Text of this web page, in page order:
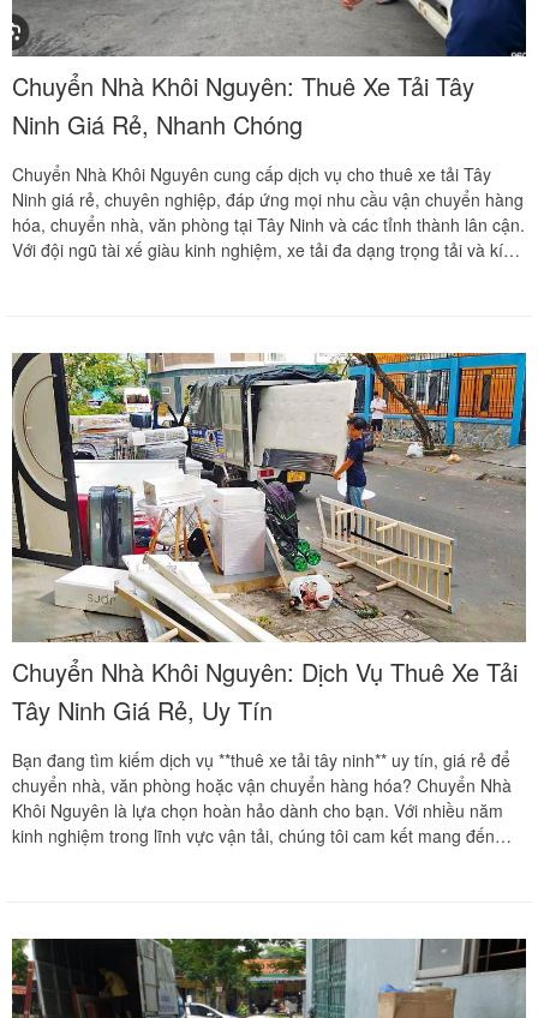
Chuyển Nhà Khôi Nguyên: Thuê Xe Tải Tây
Ninh Giá Rẻ, Nhanh Chóng
Chuyển Nhà Khôi Nguyên cung cấp dịch vụ cho thuê xe tải Tây
Ninh giá rẻ, chuyên nghiệp, đáp ứng mọi nhu cầu vận chuyển hàng
hóa, chuyển nhà, văn phòng tại Tây Ninh và các tỉnh thành lân cận.
Với đội ngũ tài xế giàu kinh nghiệm, xe tải đa dạng trọng tải và kích
thông tin chi tiết về các loại xe tải, bảng giá và quy trình làm việc
của Chuyển Nhà Khôi Nguyên.
Chuyển Nhà Khôi Nguyên: Dịch Vụ Thuê Xe Tải
Tây Ninh Giá Rẻ, Uy Tín
Bạn đang tìm kiếm dịch vụ **thuê xe tải tây ninh** uy tín, giá rẻ để
chuyển nhà, văn phòng hoặc vận chuyển hàng hóa? Chuyển Nhà
Khôi Nguyên là lựa chọn hoàn hảo dành cho bạn. Với nhiều năm
kinh nghiệm trong lĩnh vực vận tải, chúng tôi cam kết mang đến